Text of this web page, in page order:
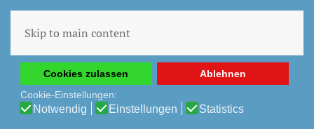
Erfahrung auf unserer Website zu ermöglichen.
Cookie-Richtlinie
Datenschutz-Bestimmungen
Cookies zulassen
Ablehnen
Cookie-Einstellungen:
Notwendig Einstellungen Statistics
Skip to main content